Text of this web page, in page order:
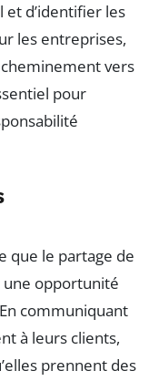
d’identifier les
les entreprises,
vers
pour
que le partage de
une opportunité
communiquant
à leurs clients,
prennent des